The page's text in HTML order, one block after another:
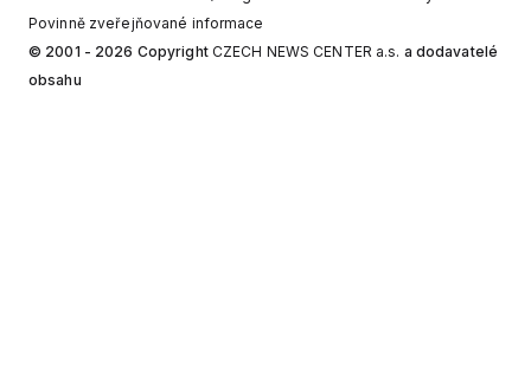
Povinně zveřejňované informace
© 2001 - 2026 Copyright CZECH NEWS CENTER a.s. a dodavatelé
obsahu